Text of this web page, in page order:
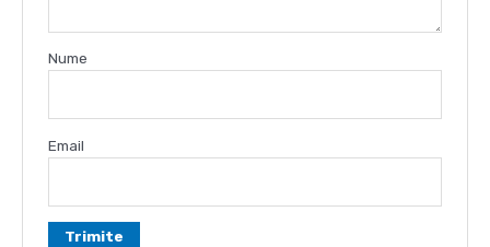
Nume
Email